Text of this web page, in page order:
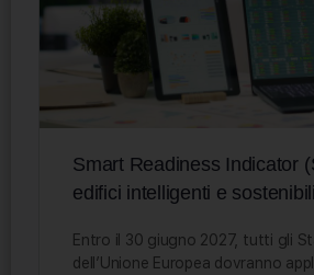
Smart Readiness Indicator
edifici intelligenti e
Entro il 30 giugno 2027, tutti gli
dell’Unione Europea dovranno